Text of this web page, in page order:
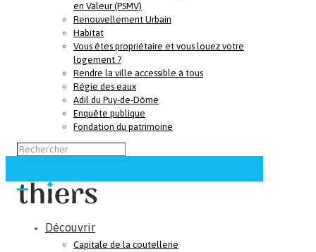
en Valeur (PSMV)
Renouvellement Urbain
Habitat
Vous êtes propriétaire et vous louez votre
logement ?
Rendre la ville accessible à tous
Régie des eaux
Adil du Puy-de-Dôme
Enquête publique
Fondation du patrimoine
Découvrir
Capitale de la coutellerie